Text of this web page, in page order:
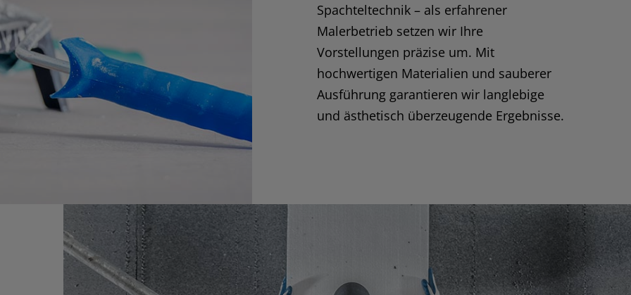
Spachteltechnik – als erfahrener
Malerbetrieb setzen wir Ihre
Vorstellungen präzise um. Mit
hochwertigen Materialien und sauberer
Ausführung garantieren wir langlebige
und ästhetisch überzeugende Ergebnisse.